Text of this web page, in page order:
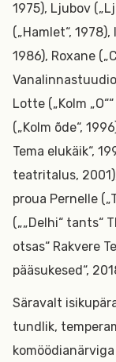
1975), Ljubov
(„Hamlet“,
1986), Roxane
Lotte („Kolm
(„Kolm õde“,
Tema elukäik“,
teatritalus,
proua Pernelle
(„„Delhi“ tants“
otsas“ Rakvere
pääsukesed“,
Säravalt
tundlik,